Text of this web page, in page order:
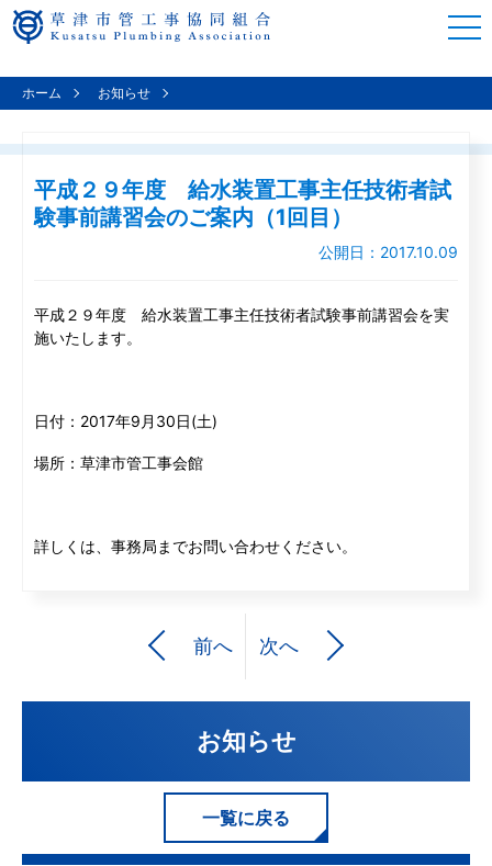
ホーム
お知らせ
お知らせ
一覧に戻る
平成２９年度 給水装置工事主任技術者試
験事前講習会のご案内（1回目）
公開日：2017.10.09
平成２９年度 給水装置工事主任技術者試験事前講習会を実
施いたします。
日付：2017年9月30日(土)
場所：草津市管工事会館
詳しくは、事務局までお問い合わせください。
前へ 次へ